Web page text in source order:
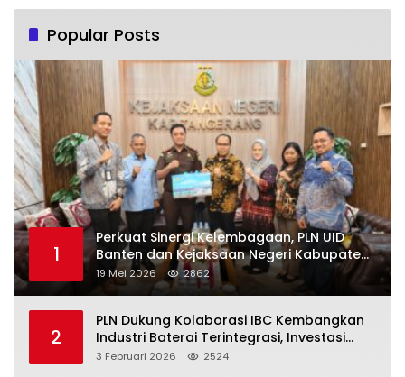
Popular Posts
1
Perkuat Sinergi Kelembagaan, PLN UID
Banten dan Kejaksaan Negeri Kabupaten
Tangerang Kolaborasi Dukung Pelayanan
Publik
19 Mei 2026 2862
2
PLN Dukung Kolaborasi IBC Kembangkan
Industri Baterai Terintegrasi, Investasi
Capai USD 6 Miliar
3 Februari 2026 2524